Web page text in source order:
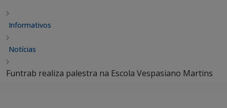
Informativos
Notícias
Funtrab realiza palestra na Escola Vespasiano Martins